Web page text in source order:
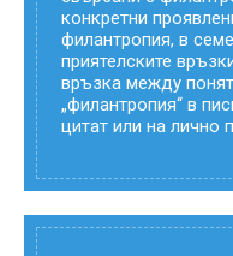
конкретни
филантропия, в
приятелските
връзка между
„филантропия“ в
цитат или на лично